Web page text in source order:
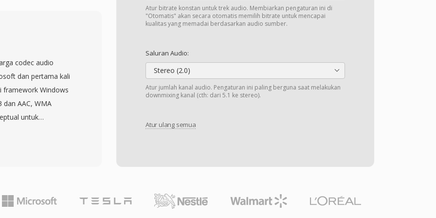
Atur bitrate konstan untuk trek audio. Membiarkan pengaturan ini di
"Otomatis" akan secara otomatis memilih bitrate untuk mencapai
kualitas yang memadai berdasarkan audio sumber.
Saluran Audio:
Stereo (2.0)
Atur jumlah kanal audio. Pengaturan ini paling berguna saat melakukan
downmixing kanal (cth: dari 5.1 ke stereo).
Atur ulang semua
penting untuk
penyimpanan
program ke
Information
setiap program.
audio dan video,
2, H.264, atau
dan
codec audio
dan pertama kali
framework Windows
dan AAC, WMA
untuk
kualitas
perfect, dan WMA
pada bitrate sangat